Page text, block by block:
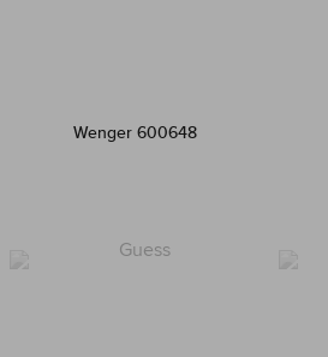
Wenger 600648